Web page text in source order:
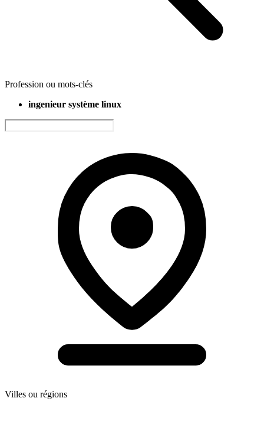
Profession ou mots-clés
ingenieur système linux
Villes ou régions